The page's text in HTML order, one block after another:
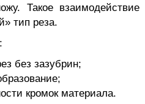
Такое взаимодействие
тип реза.
:
без зазубрин;
кромок материала.